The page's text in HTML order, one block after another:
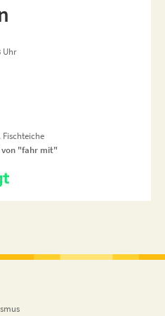
Uhr
Fischteiche
von "fahr mit"